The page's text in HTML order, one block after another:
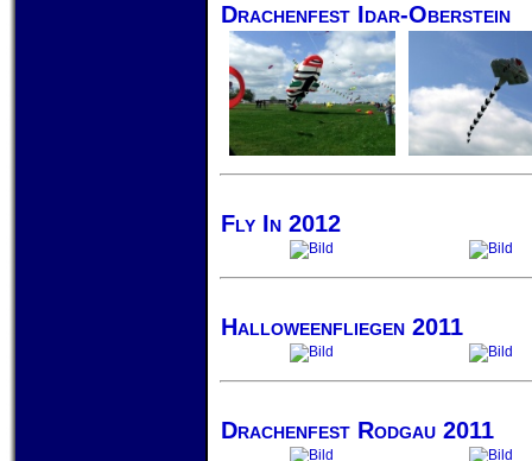
Drachenfest Idar-Oberstein
Fly In 2012
Halloweenfliegen 2011
Drachenfest Rodgau 2011